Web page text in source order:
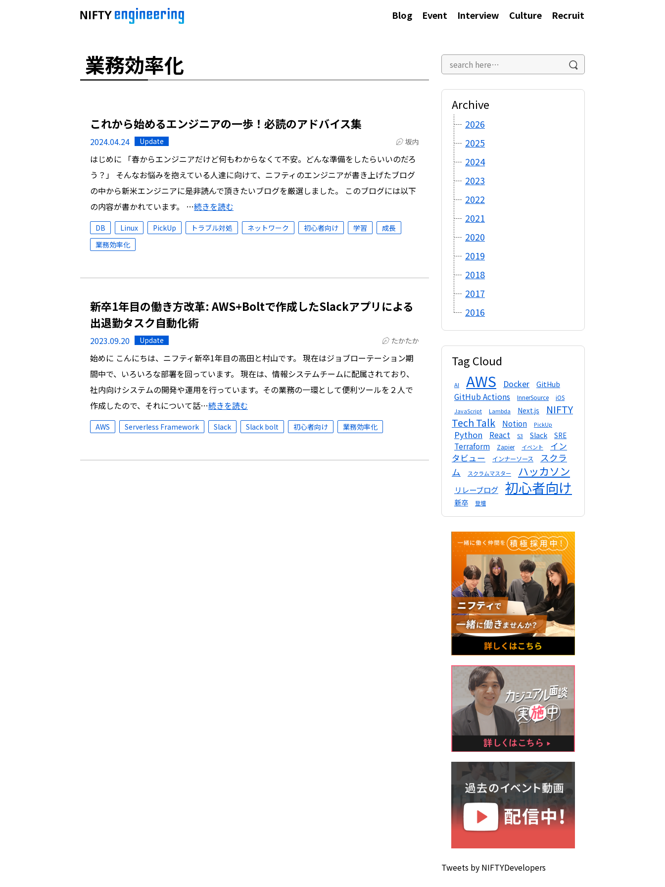
Blog Event Interview Culture Recruit
業務効率化
これから始めるエンジニアの一歩！必読のアドバイス集
2024.04.24 Update 坂内
はじめに 「春からエンジニアだけど何もわからなくて不安。どんな準備をしたらいいのだろ
う？」 そんなお悩みを抱えている人達に向けて、ニフティのエンジニアが書き上げたブログ
の中から新米エンジニアに是非読んで頂きたいブログを厳選しました。 このブログには以下
の内容が書かれています。 …続きを読む
DB Linux PickUp トラブル対処 ネットワーク 初心者向け 学習
成長
業務効率化
新卒1年目の働き方改革: AWS+Boltで作成したSlackアプリによる
出退勤タスク自動化術
2023.09.20 Update たかたか
始めに こんにちは、ニフティ新卒1年目の高田と村山です。 現在はジョブローテーション期
間中で、いろいろな部署を回っています。 現在は、情報システムチームに配属されており、
社内向けシステムの開発や運用を行っています。その業務の一環として便利ツールを２人で
作成したので、それについて話…続きを読む
AWS Serverless Framework Slack Slack bolt 初心者向け 業務効率化
Archive
2026
2025
2024
2023
2022
2021
2020
2019
2018
2017
2016
Tag Cloud
AI AWS Docker GitHub
GitHub Actions InnerSource iOS
JavaScript Lambda Next.js
NIFTY
Tech Talk
Notion PickUp
Python React S3 Slack SRE
Terraform Zapier イベント
イン
タビュー
インナーソース
スクラ
ム
スクラムマスター ハッカソン
リレーブログ 初心者向け
新卒 登壇
Tweets by NIFTYDevelopers